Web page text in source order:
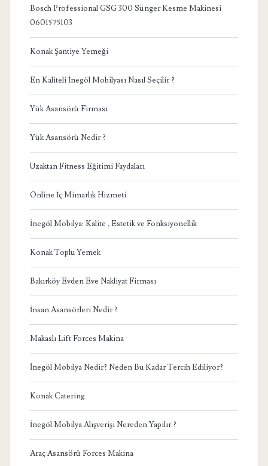
Bosch Professional GSG 300 Sünger Kesme Makinesi
0601575103
Konak Şantiye Yemeği
En Kaliteli İnegöl Mobilyası Nasıl Seçilir ?
Yük Asansörü Firması
Yük Asansörü Nedir ?
Uzaktan Fitness Eğitimi Faydaları
Online İç Mimarlık Hizmeti
İnegöl Mobilya: Kalite , Estetik ve Fonksiyonellik
Konak Toplu Yemek
Bakırköy Evden Eve Nakliyat Firması
İnsan Asansörleri Nedir ?
Makaslı Lift Forces Makina
İnegöl Mobilya Nedir? Neden Bu Kadar Tercih Ediliyor?
Konak Catering
İnegöl Mobilya Alışverişi Nereden Yapılır ?
Araç Asansörü Forces Makina